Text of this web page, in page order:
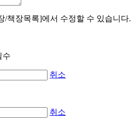
/책장목록]에서 수정할 수 있습니다.
취소
취소